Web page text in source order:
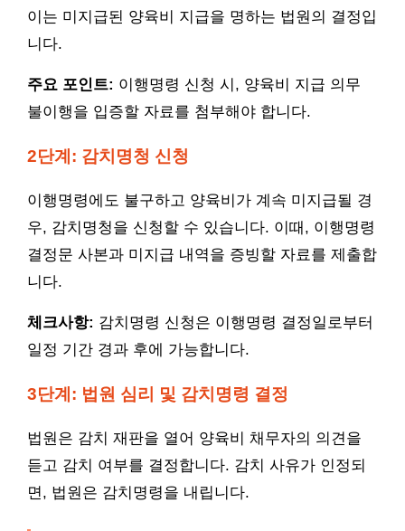
이는 미지급된 양육비 지급을 명하는 법원의 결정입
니다.
주요 포인트: 이행명령 신청 시, 양육비 지급 의무
불이행을 입증할 자료를 첨부해야 합니다.
2단계: 감치명청 신청
이행명령에도 불구하고 양육비가 계속 미지급될 경
우, 감치명청을 신청할 수 있습니다. 이때, 이행명령
결정문 사본과 미지급 내역을 증빙할 자료를 제출합
니다.
체크사항: 감치명령 신청은 이행명령 결정일로부터
일정 기간 경과 후에 가능합니다.
3단계: 법원 심리 및 감치명령 결정
법원은 감치 재판을 열어 양육비 채무자의 의견을
듣고 감치 여부를 결정합니다. 감치 사유가 인정되
면, 법원은 감치명령을 내립니다.